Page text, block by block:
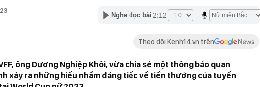
Nghe đọc bài 2:12
Theo dõi Kenh14.vn trên
ông Dương Nghiệp Khôi, vừa chia sẻ một thông báo quan
xảy ra những hiểu nhầm đáng tiếc về tiền thưởng của tuyển